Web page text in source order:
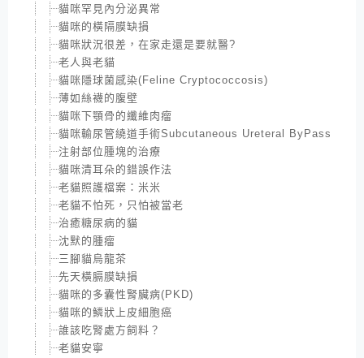
貓咪罕見內分泌異常
貓咪的橫隔膜缺損
貓咪狀況很差，在家走還是要就醫?
老人與老貓
貓咪隱球菌感染(Feline Cryptococcosis)
薄如絲襪的腹壁
貓咪下顎骨的纖維肉瘤
貓咪輸尿管繞道手術Subcutaneous Ureteral ByPass
注射部位腫塊的治療
貓咪清耳朵的錯誤作法
老貓照護檔案：米米
老貓不怕死，只怕被當老
治癒糖尿病的貓
沈默的腫瘤
三腳貓烏龍茶
先天橫膈膜缺損
貓咪的多囊性腎臟病(PKD)
貓咪的鱗狀上皮細胞癌
誰該吃腎處方飼料？
老貓安寧